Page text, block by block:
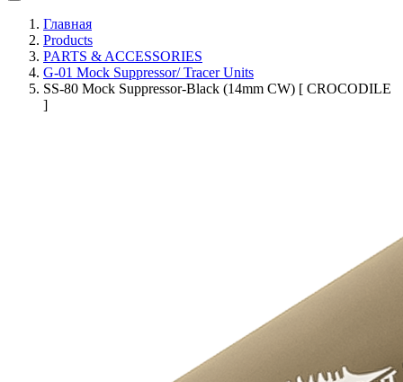
Главная
Products
PARTS & ACCESSORIES
G-01 Mock Suppressor/ Tracer Units
SS-80 Mock Suppressor-Black (14mm CW) [ CROCODILE
]